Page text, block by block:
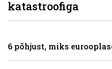
katastroofiga
6 põhjust, miks